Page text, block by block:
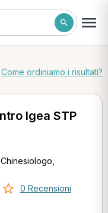
Come ordiniamo i risultati?
Igea STP
0 Recensioni